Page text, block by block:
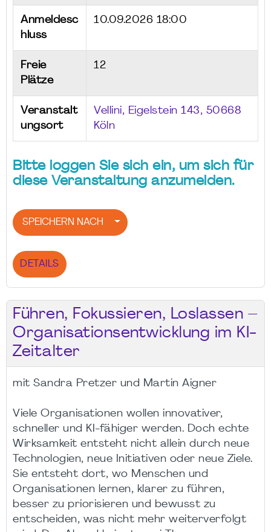
Anmeldesc
hluss
10.09.2026 18:00
Freie
Plätze
12
Veranstalt
ungsort
Vellini, Eigelstein 143, 50668
Köln
Bitte loggen Sie sich ein, um sich für
diese Veranstaltung anzumelden.
SPEICHERN NACH
DETAILS
Führen, Fokussieren, Loslassen –
Organisationsentwicklung im KI-
Zeitalter
mit Sandra Pretzer und Martin Aigner
Viele Organisationen wollen innovativer,
schneller und KI-fähiger werden. Doch echte
Wirksamkeit entsteht nicht allein durch neue
Technologien, neue Initiativen oder neue Ziele.
Sie entsteht dort, wo Menschen und
Organisationen lernen, klarer zu führen,
besser zu priorisieren und bewusst zu
entscheiden, was nicht mehr weiterverfolgt